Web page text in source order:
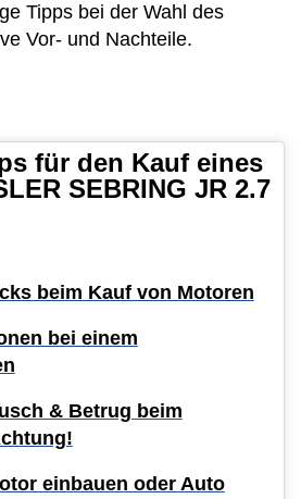
Tipps bei der Wahl des
Vor- und Nachteile.
für den Kauf eines
SEBRING JR 2.7
beim Kauf von Motoren
bei einem
& Betrug beim
einbauen oder Auto